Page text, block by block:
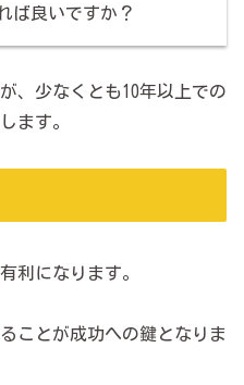
ば良いですか？
、少なくとも10年以上での
ます。
利になります。
ことが成功への鍵となりま